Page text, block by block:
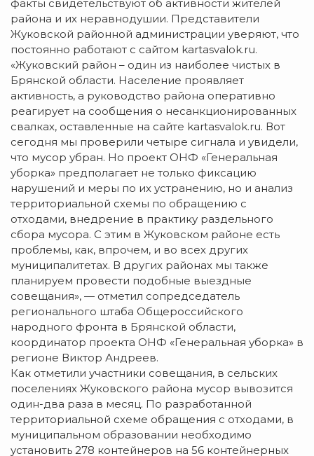
факты свидетельствуют об активности жителей
района и их неравнодушии. Представители
Жуковской районной администрации уверяют, что
постоянно работают с сайтом kartasvalok.ru.
«Жуковский район – один из наиболее чистых в
Брянской области. Население проявляет
активность, а руководство района оперативно
реагирует на сообщения о несанкционированных
свалках, оставленные на сайте kartasvalok.ru. Вот
сегодня мы проверили четыре сигнала и увидели,
что мусор убран. Но проект ОНФ «Генеральная
уборка» предполагает не только фиксацию
нарушений и меры по их устранению, но и анализ
территориальной схемы по обращению с
отходами, внедрение в практику раздельного
сбора мусора. С этим в Жуковском районе есть
проблемы, как, впрочем, и во всех других
муниципалитетах. В других районах мы также
планируем провести подобные выездные
совещания», — отметил сопредседатель
регионального штаба Общероссийского
народного фронта в Брянской области,
координатор проекта ОНФ «Генеральная уборка» в
регионе Виктор Андреев.
Как отметили участники совещания, в сельских
поселениях Жуковского района мусор вывозится
один-два раза в месяц. По разработанной
территориальной схеме обращения с отходами, в
муниципальном образовании необходимо
установить 278 контейнеров на 56 контейнерных